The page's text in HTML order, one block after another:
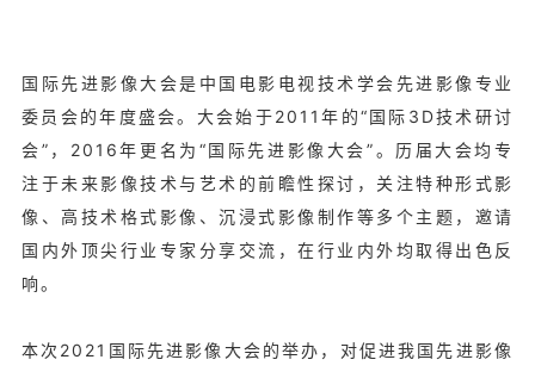
国际先进影像大会是中国电影电视技术学会先进影像专业
委员会的年度盛会。大会始于2011年的“国际3D技术研讨
会”，2016年更名为“国际先进影像大会”。历届大会均专
注于未来影像技术与艺术的前瞻性探讨，关注特种形式影
像、高技术格式影像、沉浸式影像制作等多个主题，邀请
国内外顶尖行业专家分享交流，在行业内外均取得出色反
响。
本次2021国际先进影像大会的举办，对促进我国先进影像